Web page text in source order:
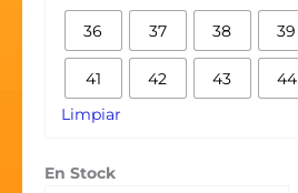
36 37 38 39
41 42 43 44
Limpiar
En Stock
'BLACK
(2025)
cantidad